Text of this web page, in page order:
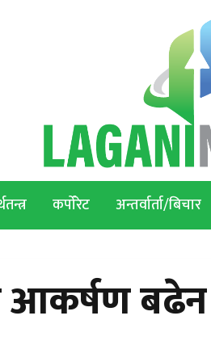
कर्पोरेट अन्तर्वार्ता/बिचार
आकर्षण बढेन